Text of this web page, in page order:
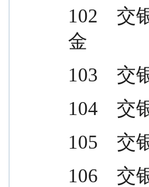
102    交
金
103    交
104    交
105    交
106    交